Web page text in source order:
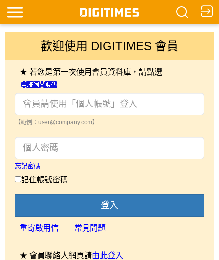
歡迎使用 DIGITIMES 會員
★ 若您是第一次使用會員資料庫，請點選
【範例：user@company.com】
忘記密碼
記住帳號密碼
登入
重寄啟用信 常見問題
★ 會員聯絡人網頁請由此登入